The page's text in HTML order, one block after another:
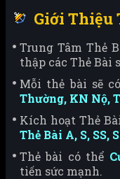
Giới Thiệu
Trung Tâm Thẻ
thập các Thẻ Bài
Mỗi thẻ bài sẽ có
Thường, KN Nộ,
Kích hoạt Thẻ
Thẻ Bài A, S, SS,
Thẻ bài có thể
tiến sức mạnh.